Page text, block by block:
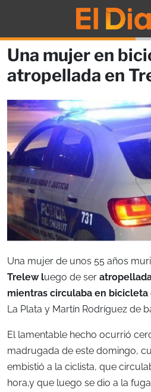
Una mujer en
atropellada en
Una mujer de unos 55 años
Trelew luego de ser
mientras circulaba en bicicleta
La Plata y Martín Rodríguez de
El lamentable hecho ocurrió
madrugada de este domingo,
embistió a la ciclista, que
hora,y que luego se dio a la